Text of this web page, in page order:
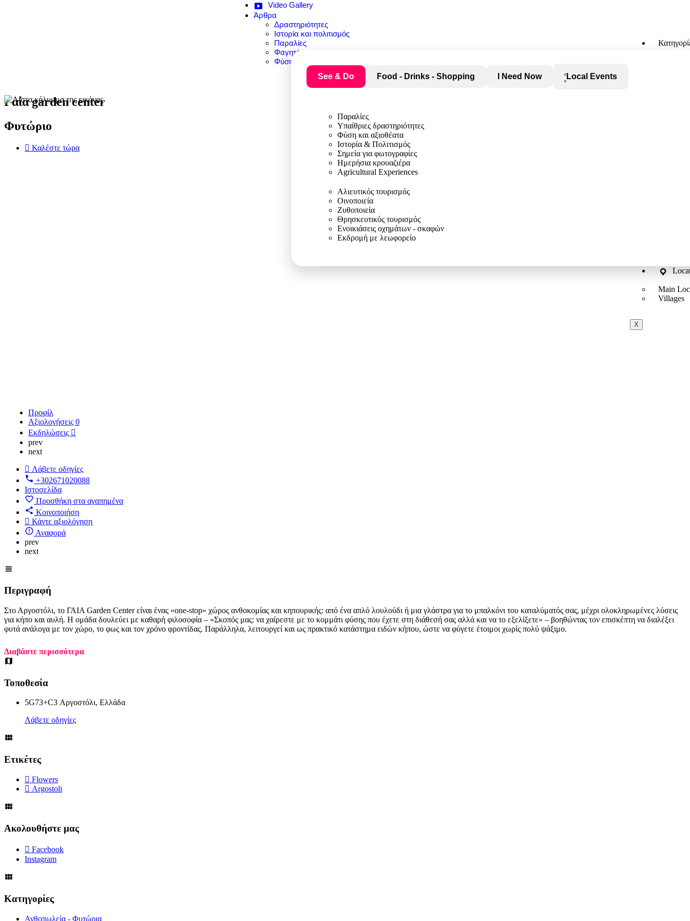
Video Gallery
Άρθρα
Δραστηριότητες
Ιστορία και πολιτισμός
Παραλίες
Φαγητό
Φύση και αξιοθέατα
See & Do Food - Drinks - Shopping I Need Now Local Events
Παραλίες
Υπαίθριες δραστηριότητες
Φύση και αξιοθέατα
Ιστορία & Πολιτισμός
Σημεία για φωτογραφίες
Ημερήσια κρουαζιέρα
Agricultural Experiences
Αλιευτικός τουρισμός
Οινοποιεία
Ζυθοποιεία
Θρησκευτικός τουρισμός
Ενοικιάσεις οχημάτων - σκαφών
Εκδρομή με λεωφορείο
Main
Villages
X
Γαία garden center
Φυτώριο
Καλέστε τώρα
Προφίλ
Αξιολογήσεις 0
Εκδηλώσεις
prev
next
Λάβετε οδηγίες
+302671020088
Ιστοσελίδα
Προσθήκη στα αγαπημένα
Κοινοποιήση
Κάντε αξιολόγηση
Αναφορά
prev
next
Περιγραφή
Στο Αργοστόλι, το ΓΑΙΑ Garden Center είναι ένας «one-stop» χώρος ανθοκομίας και κηπουρικής: από ένα απλό λουλούδι ή μια γλάστρα για το μπαλκόνι του καταλύματός σας, μέχρι ολοκληρωμένες λύσεις
για κήπο και αυλή. Η ομάδα δουλεύει με καθαρή φιλοσοφία – «Σκοπός μας: να χαίρεστε με το κομμάτι φύσης που έχετε στη διάθεσή σας αλλά και να το εξελίξετε» – βοηθώντας τον επισκέπτη να διαλέξει
φυτά ανάλογα με τον χώρο, το φως και τον χρόνο φροντίδας. Παράλληλα, λειτουργεί και ως πρακτικό κατάστημα ειδών κήπου, ώστε να φύγετε έτοιμοι χωρίς πολύ ψάξιμο.
Διαβάστε περισσότερα
Τοποθεσία
5G73+C3 Αργοστόλι, Ελλάδα
Λάβετε οδηγίες
Ετικέτες
Flowers
Argostoli
Ακολουθήστε μας
Facebook
Instagram
Κατηγορίες
Ανθοπωλεία - Φυτώρια